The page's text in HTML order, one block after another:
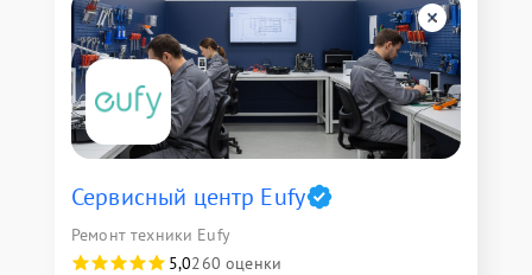
Сервисный центр Eufy
Ремонт техники Eufy
5,0260 оценки